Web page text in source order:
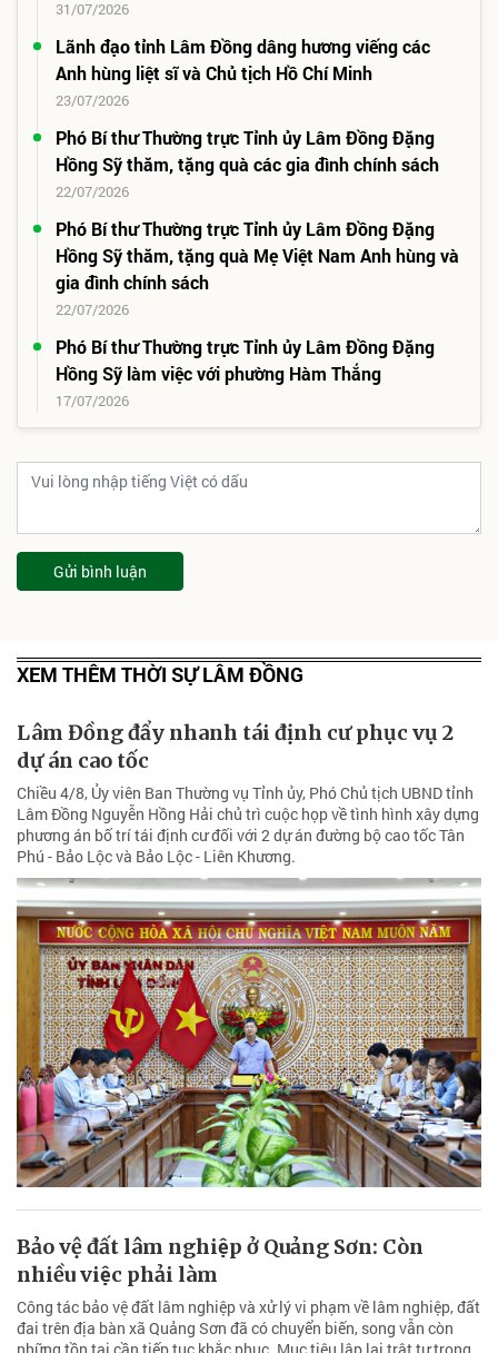
31/07/2026
Lãnh đạo tỉnh Lâm Đồng dâng hương viếng các
Anh hùng liệt sĩ và Chủ tịch Hồ Chí Minh
23/07/2026
Phó Bí thư Thường trực Tỉnh ủy Lâm Đồng Đặng
Hồng Sỹ thăm, tặng quà các gia đình chính sách
22/07/2026
Phó Bí thư Thường trực Tỉnh ủy Lâm Đồng Đặng
Hồng Sỹ thăm, tặng quà Mẹ Việt Nam Anh hùng và
gia đình chính sách
22/07/2026
Phó Bí thư Thường trực Tỉnh ủy Lâm Đồng Đặng
Hồng Sỹ làm việc với phường Hàm Thắng
17/07/2026
Gửi bình luận
XEM THÊM THỜI SỰ LÂM ĐỒNG
Lâm Đồng đẩy nhanh tái định cư phục vụ 2
dự án cao tốc
Chiều 4/8, Ủy viên Ban Thường vụ Tỉnh ủy, Phó Chủ tịch UBND tỉnh
Lâm Đồng Nguyễn Hồng Hải chủ trì cuộc họp về tình hình xây dựng
phương án bố trí tái định cư đối với 2 dự án đường bộ cao tốc Tân
Phú - Bảo Lộc và Bảo Lộc - Liên Khương.
Bảo vệ đất lâm nghiệp ở Quảng Sơn: Còn
nhiều việc phải làm
Công tác bảo vệ đất lâm nghiệp và xử lý vi phạm về lâm nghiệp, đất
đai trên địa bàn xã Quảng Sơn đã có chuyển biến, song vẫn còn